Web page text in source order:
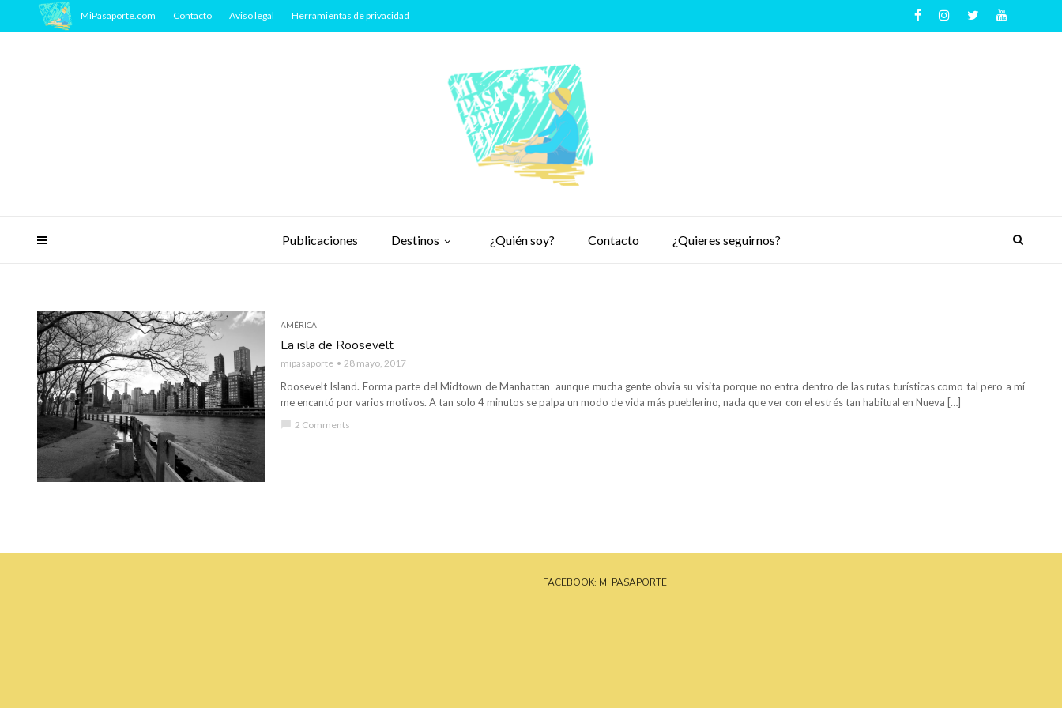
Publicaciones Destinos ¿Quién soy? Contacto ¿Quieres seguirnos?
MiPasaporte.com Contacto Aviso legal Herramientas de privacidad
AMÉRICA
La isla de Roosevelt
mipasaporte 28 mayo, 2017
Roosevelt Island. Forma parte del Midtown de Manhattan aunque mucha gente obvia su visita porque no entra dentro de las rutas turísticas como tal pero a mí
me encantó por varios motivos. A tan solo 4 minutos se palpa un modo de vida más pueblerino, nada que ver con el estrés tan habitual en Nueva […]
chat_bubble 2 Comments
FACEBOOK: MI PASAPORTE